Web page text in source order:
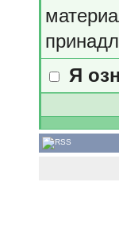
Я